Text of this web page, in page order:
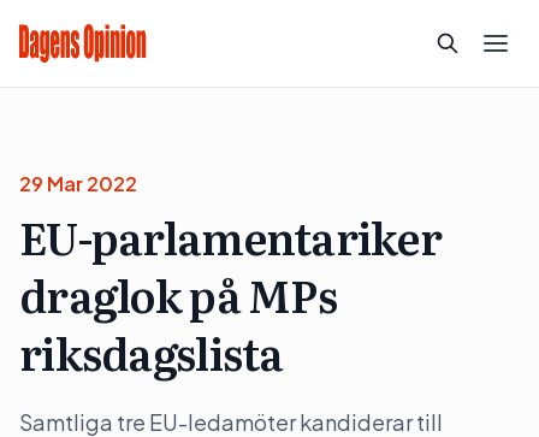
29 Mar 2022
EU-parlamentariker
draglok på MPs
riksdagslista
Samtliga tre EU-ledamöter kandiderar till